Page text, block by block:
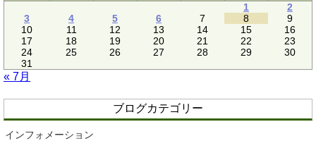
1
2
3
4 5 6 7 8
9
10
11 12 13 14 15
16
17
18 19 20 21 22
23
24
25 26 27 28 29
30
31
« 7月
ブログカテゴリー
インフォメーション